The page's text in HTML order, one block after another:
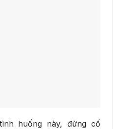
huống này, đừng cố